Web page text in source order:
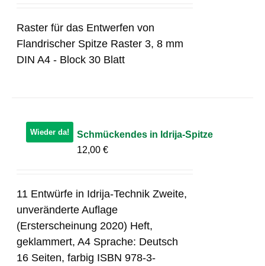
Raster für das Entwerfen von
Flandrischer Spitze Raster 3, 8 mm
DIN A4 - Block 30 Blatt
Wieder da!
Schmückendes in Idrija-Spitze
12,00€
11 Entwürfe in Idrija-Technik Zweite,
unveränderte Auflage
(Ersterscheinung 2020) Heft,
geklammert, A4 Sprache: Deutsch
16 Seiten, farbig ISBN 978-3-